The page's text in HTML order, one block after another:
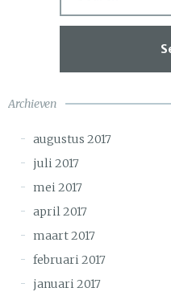
Archieven
augustus 2017
juli 2017
mei 2017
april 2017
maart 2017
februari 2017
januari 2017